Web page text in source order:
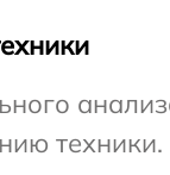
техники.